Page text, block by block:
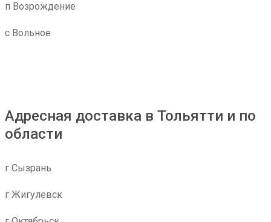
п Возрождение
с Вольное
Адресная доставка в Тольятти и по
области
г Сызрань
г Жигулевск